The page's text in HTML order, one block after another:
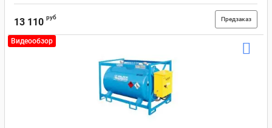
13 110 руб Предзаказ
Видеообзор